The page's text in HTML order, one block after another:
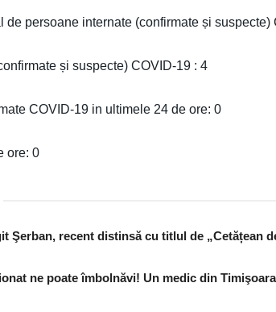
de persoane internate (confirmate și suspecte)
și suspecte) COVID-19 : 4
COVID-19 in ultimele 24 de ore: 0
ore: 0
Şerban, recent distinsă cu titlul de „Cetățean
ne poate îmbolnăvi! Un medic din